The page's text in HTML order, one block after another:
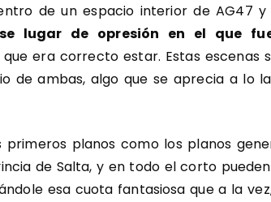
de un espacio interior de AG47
lugar de opresión en el que
era correcto estar. Estas escenas
de ambas, algo que se aprecia a lo
planos como los planos
de Salta, y en todo el corto
esa cuota fantasiosa que a la